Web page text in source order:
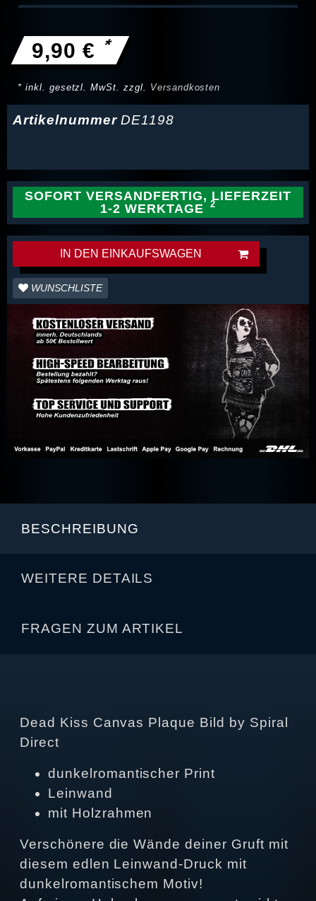
9,90 € *
* inkl. gesetzl. MwSt. zzgl. Versandkosten
ArtikelnummerDE1198
SOFORT VERSANDFERTIG, LIEFERZEIT
1-2 WERKTAGE
IN DEN EINKAUFSWAGEN
WUNSCHLISTE
BESCHREIBUNG
WEITERE DETAILS
FRAGEN ZUM ARTIKEL
Dead Kiss Canvas Plaque Bild by Spiral
Direct
dunkelromantischer Print
Leinwand
mit Holzrahmen
Verschönere die Wände deiner Gruft mit
diesem edlen Leinwand-Druck mit
dunkelromantischem Motiv!